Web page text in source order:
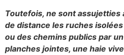
Toutefois, ne sont
de distance les ruches
ou des chemins publics par
planches jointes, une haie